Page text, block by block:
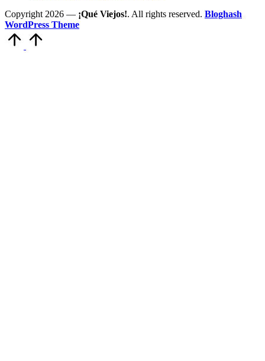
Copyright 2026 — ¡Qué Viejos!. All rights reserved. Bloghash
WordPress Theme